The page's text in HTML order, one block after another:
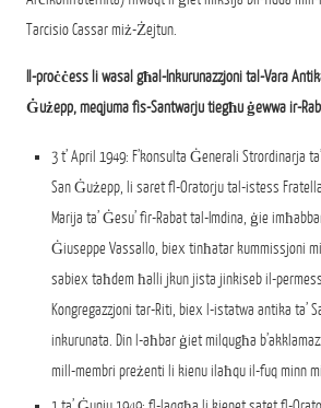
Tarcisio Cassar miż-Żejtun.
Il-proċċess li wasal għal-Inkurunazzjoni tal-Vara
Ġużepp, meqjuma fis-Santwarju tiegħu ġewwa ir-
3 t’ April 1949: F’konsulta Ġenerali Strordinarja
San Ġużepp, li saret fl-Oratorju tal-istess
Marija ta’ Ġesu’ fir-Rabat tal-Imdina, ġie
Ġiuseppe Vassallo, biex tinħatar kummissjoni
sabiex taħdem ħalli jkun jista jinkiseb il-
Kongregazzjoni tar-Riti, biex l-istatwa antika ta’
inkurunata. Din l-aħbar ġiet milqugħa
mill-membri preżenti li kienu ilaħqu il-fuq minn